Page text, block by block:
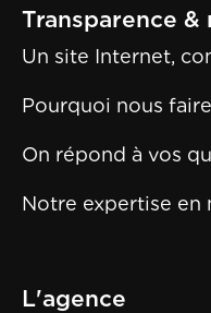
Transparence &
Un site Internet,
Pourquoi nous
On répond à vos
Notre expertise en
L'agence